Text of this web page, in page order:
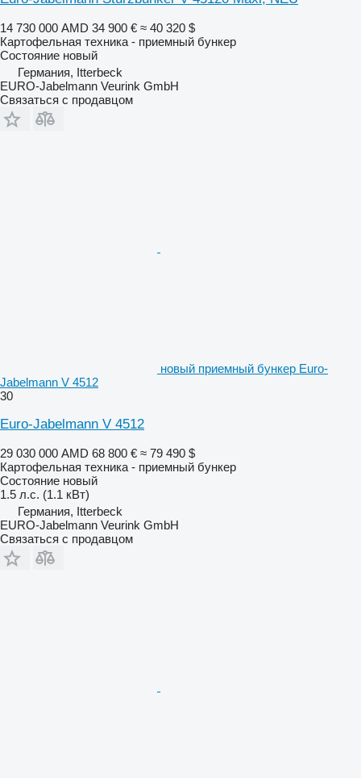
14 730 000 AMD 34 900 € ≈ 40 320 $
Картофельная техника - приемный бункер
Состояние новый
Германия, Itterbeck
EURO-Jabelmann Veurink GmbH
Связаться с продавцом
новый приемный бункер Euro-
Jabelmann V 4512
30
Euro-Jabelmann V 4512
29 030 000 AMD 68 800 € ≈ 79 490 $
Картофельная техника - приемный бункер
Состояние новый
1.5 л.с. (1.1 кВт)
Германия, Itterbeck
EURO-Jabelmann Veurink GmbH
Связаться с продавцом